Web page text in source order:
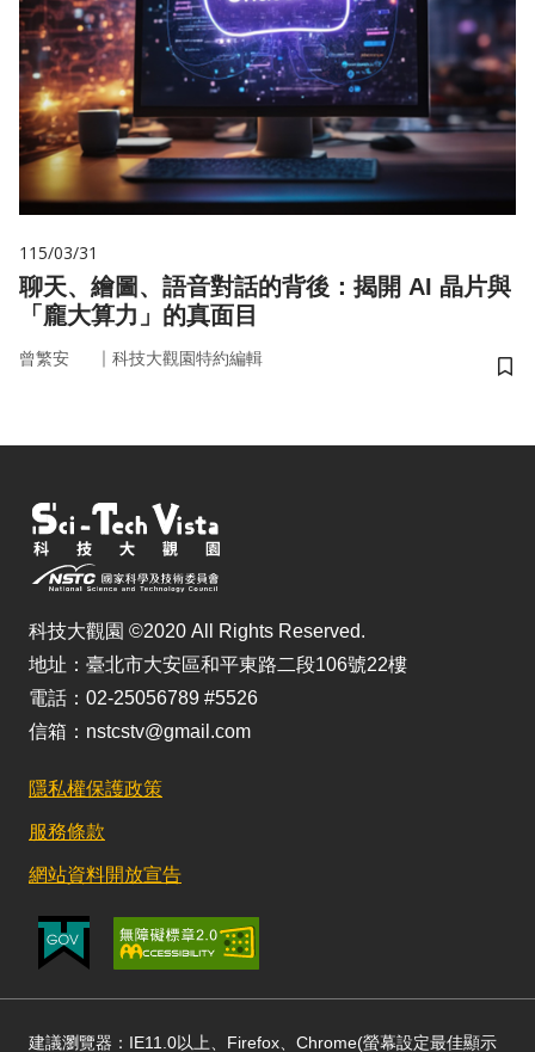
115/03/31
聊天、繪圖、語音對話的背後：揭開 AI 晶片與
「龐大算力」的真面目
曾繁安 ｜ 科技大觀園特約編輯
儲
科技大觀園 ©2020 All Rights Reserved.
地址：臺北市大安區和平東路二段106號22樓
電話：02-25056789 #5526
信箱：nstcstv@gmail.com
隱私權保護政策
服務條款
網站資料開放宣告
建議瀏覽器：IE11.0以上、Firefox、Chrome(螢幕設定最佳顯示